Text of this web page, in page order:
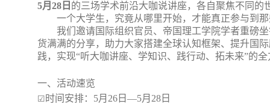
5月 28 日 的三场学术前沿大咖说讲座，各自聚焦不同
一个大学生，究竟从哪里开始，才能真正参与到
我们邀请国际组织官员、帝国理工学院学者重磅
货满满的分享，助力大家搭建全球认知框架、提升国
践，实现“听大咖讲座、学知识、践行动、拓未来”的
一、 活动速览
☑ 时间安排： 5月 26 日—5月 28 日